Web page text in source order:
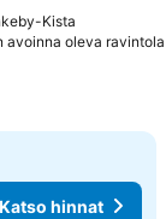
Kista
avoinna oleva ravintola
Katso hinnat